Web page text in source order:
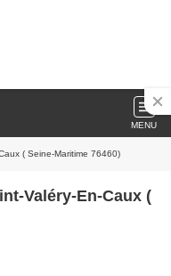
MENU
( Seine-Maritime 76460)
Valéry-En-Caux (